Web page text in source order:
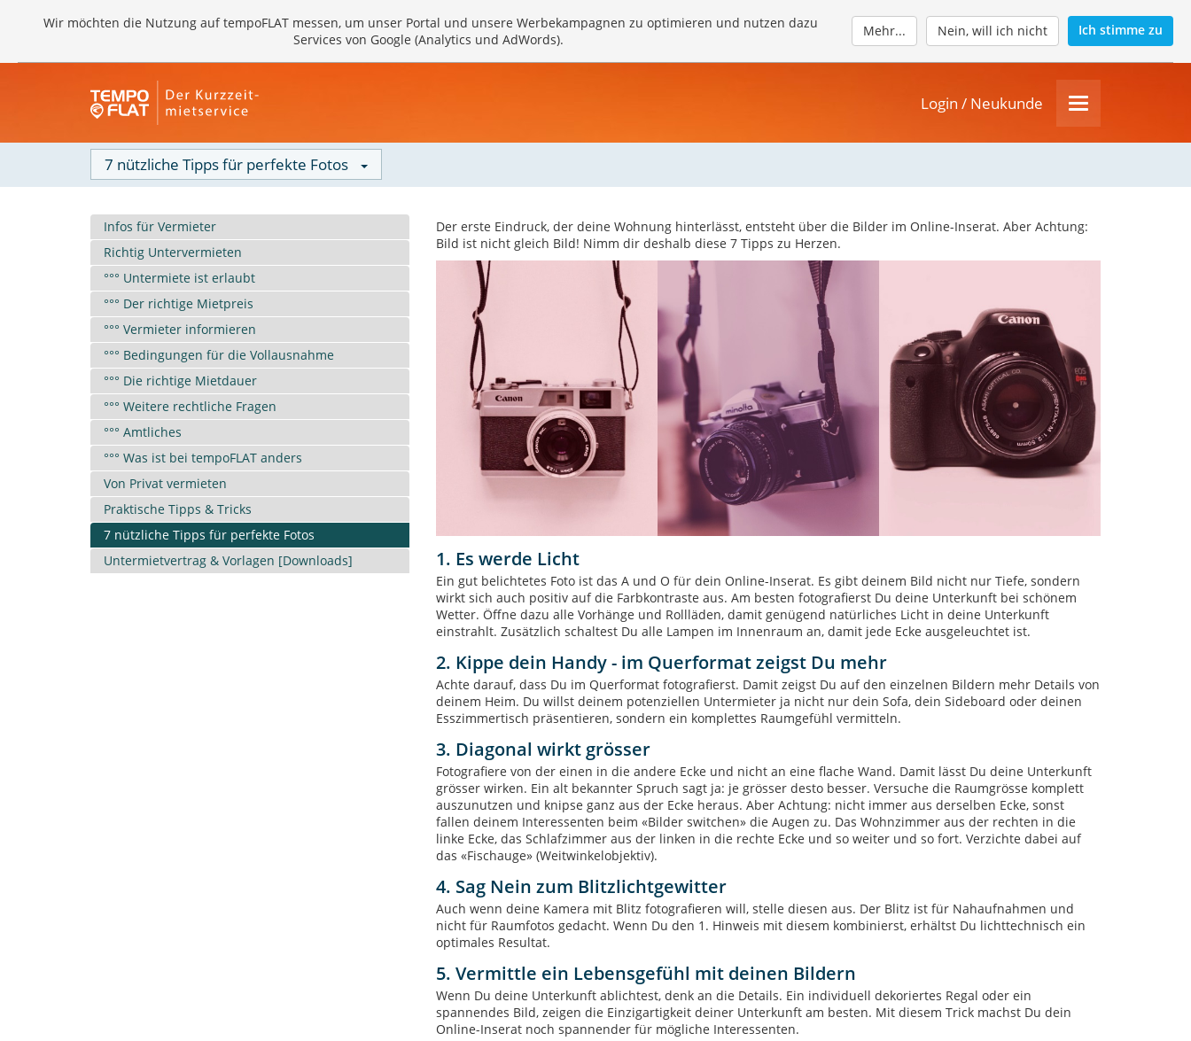
Wir möchten die Nutzung auf tempoFLAT messen, um unser Portal und unsere Werbekampagnen zu optimieren und nutzen dazu
Services von Google (Analytics und AdWords).
Mehr... Nein, will ich nicht Ich stimme zu
Login / Neukunde
7 nützliche Tipps für perfekte Fotos
Infos für Vermieter
Richtig Untervermieten
°°° Untermiete ist erlaubt
°°° Der richtige Mietpreis
°°° Vermieter informieren
°°° Bedingungen für die Vollausnahme
°°° Die richtige Mietdauer
°°° Weitere rechtliche Fragen
°°° Amtliches
°°° Was ist bei tempoFLAT anders
Von Privat vermieten
Praktische Tipps & Tricks
7 nützliche Tipps für perfekte Fotos
Untermietvertrag & Vorlagen [Downloads]
Der erste Eindruck, der deine Wohnung hinterlässt, entsteht über die Bilder im Online-Inserat. Aber Achtung:
Bild ist nicht gleich Bild! Nimm dir deshalb diese 7 Tipps zu Herzen.
1. Es werde Licht
Ein gut belichtetes Foto ist das A und O für dein Online-Inserat. Es gibt deinem Bild nicht nur Tiefe, sondern
wirkt sich auch positiv auf die Farbkontraste aus. Am besten fotografierst Du deine Unterkunft bei schönem
Wetter. Öffne dazu alle Vorhänge und Rollläden, damit genügend natürliches Licht in deine Unterkunft
einstrahlt. Zusätzlich schaltest Du alle Lampen im Innenraum an, damit jede Ecke ausgeleuchtet ist.
2. Kippe dein Handy - im Querformat zeigst Du mehr
Achte darauf, dass Du im Querformat fotografierst. Damit zeigst Du auf den einzelnen Bildern mehr Details von
deinem Heim. Du willst deinem potenziellen Untermieter ja nicht nur dein Sofa, dein Sideboard oder deinen
Esszimmertisch präsentieren, sondern ein komplettes Raumgefühl vermitteln.
3. Diagonal wirkt grösser
Fotografiere von der einen in die andere Ecke und nicht an eine flache Wand. Damit lässt Du deine Unterkunft
grösser wirken. Ein alt bekannter Spruch sagt ja: je grösser desto besser. Versuche die Raumgrösse komplett
auszunutzen und knipse ganz aus der Ecke heraus. Aber Achtung: nicht immer aus derselben Ecke, sonst
fallen deinem Interessenten beim «Bilder switchen» die Augen zu. Das Wohnzimmer aus der rechten in die
linke Ecke, das Schlafzimmer aus der linken in die rechte Ecke und so weiter und so fort. Verzichte dabei auf
das «Fischauge» (Weitwinkelobjektiv).
4. Sag Nein zum Blitzlichtgewitter
Auch wenn deine Kamera mit Blitz fotografieren will, stelle diesen aus. Der Blitz ist für Nahaufnahmen und
nicht für Raumfotos gedacht. Wenn Du den 1. Hinweis mit diesem kombinierst, erhältst Du lichttechnisch ein
optimales Resultat.
5. Vermittle ein Lebensgefühl mit deinen Bildern
Wenn Du deine Unterkunft ablichtest, denk an die Details. Ein individuell dekoriertes Regal oder ein
spannendes Bild, zeigen die Einzigartigkeit deiner Unterkunft am besten. Mit diesem Trick machst Du dein
Online-Inserat noch spannender für mögliche Interessenten.